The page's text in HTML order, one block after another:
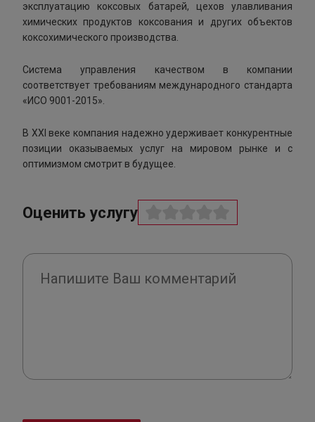
эксплуатацию коксовых батарей, цехов улавливания
химических продуктов коксования и других объектов
коксохимического производства.
Система управления качеством в компании
соответствует требованиям международного стандарта
«ИСО 9001-2015».
В XXI веке компания надежно удерживает конкурентные
позиции оказываемых услуг на мировом рынке и с
оптимизмом смотрит в будущее.
Оценить услугу